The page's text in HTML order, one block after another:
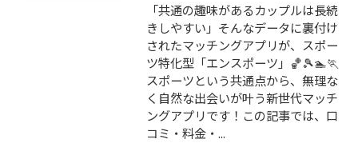
「共通の趣味があるカップルは長続
きしやすい」そんなデータに裏付け
されたマッチングアプリが、スポー
ツ特化型「エンスポーツ」🏀🎾🏊🏃
スポーツという共通点から、無理な
く自然な出会いが叶う新世代マッチ
ングアプリです！この記事では、口
コミ・料金・...